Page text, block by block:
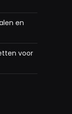
en
voor